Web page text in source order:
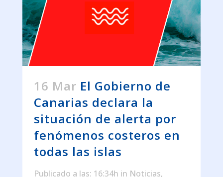
16 Mar El Gobierno de
Canarias declara la
situación de alerta por
fenómenos costeros en
todas las islas
Publicado a las: 16:34h in Noticias,